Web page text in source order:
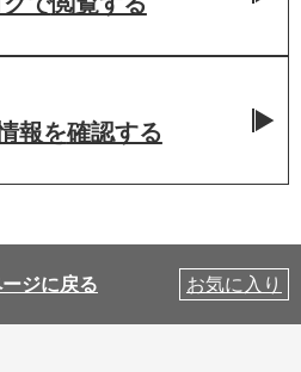
報を確認する
ジに戻る お気に入り